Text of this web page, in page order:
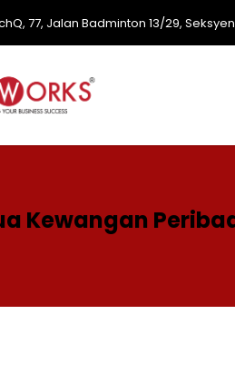
77, Jalan Badminton 13/29,
Kewangan